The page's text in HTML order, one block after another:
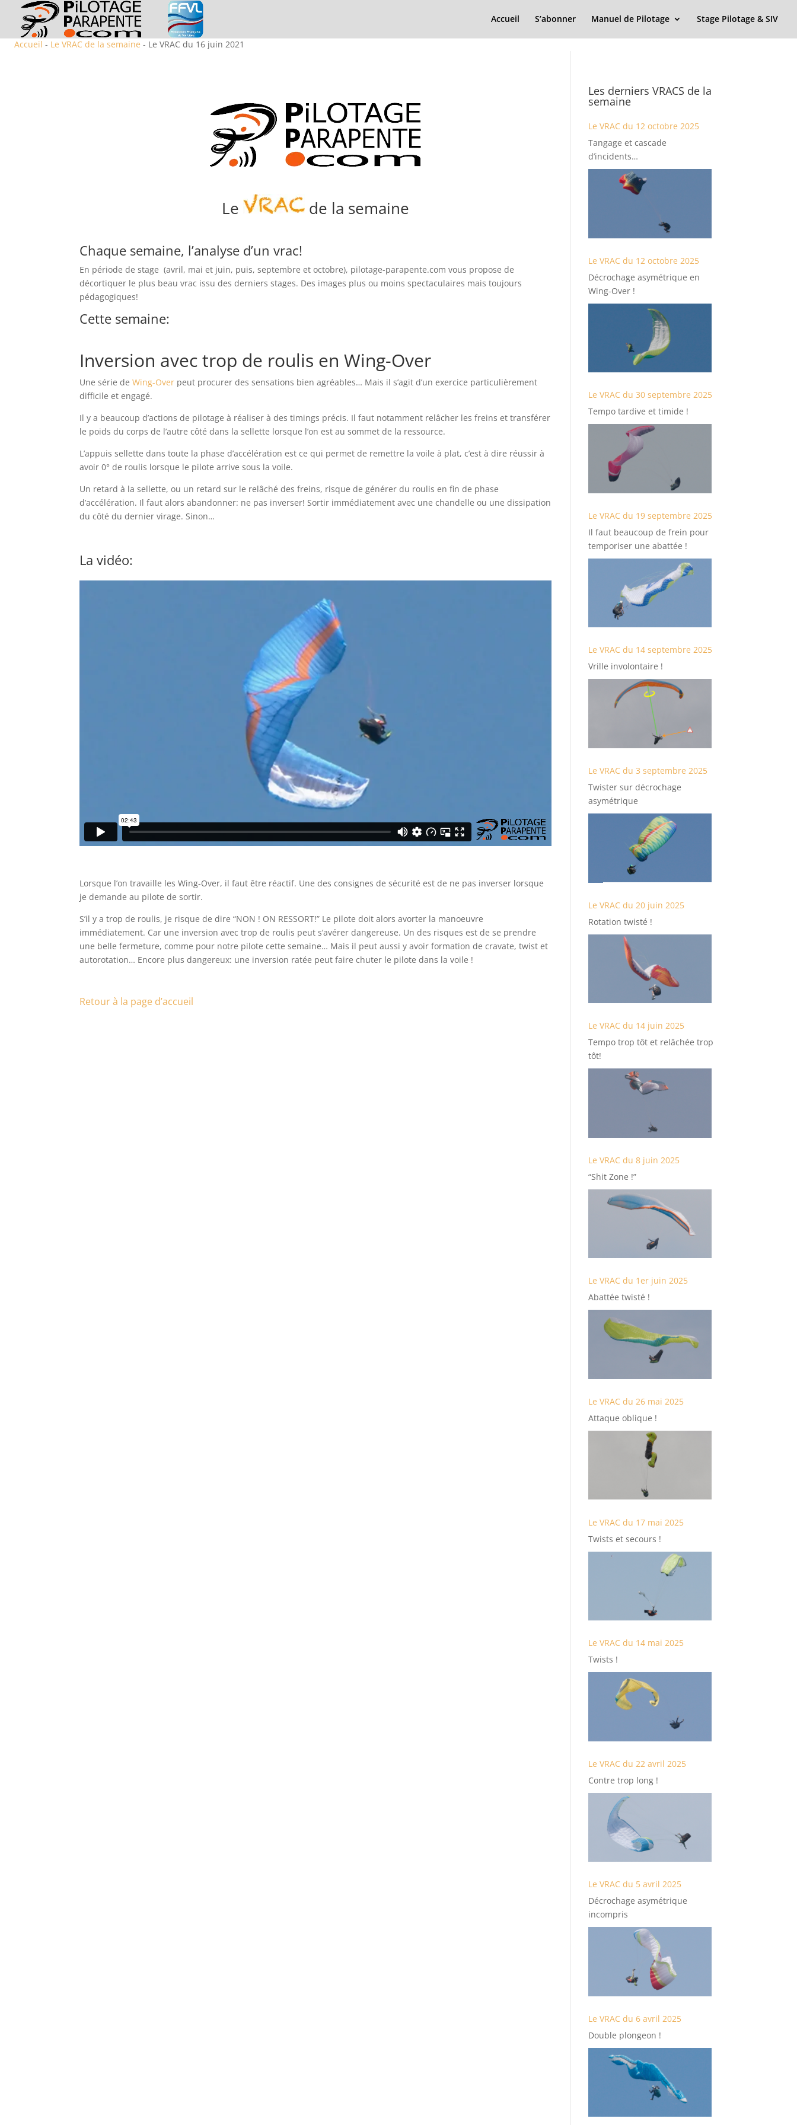
Accueil S’abonner Manuel de Pilotage Stage Pilotage & SIV
Accueil - Le VRAC de la semaine - Le VRAC du 16 juin 2021
Le de la semaine
Chaque semaine, l’analyse d’un vrac!
En période de stage (avril, mai et juin, puis, septembre et octobre), pilotage-parapente.com vous propose de
décortiquer le plus beau vrac issu des derniers stages. Des images plus ou moins spectaculaires mais toujours
pédagogiques!
Cette semaine:
Inversion avec trop de roulis en Wing-Over
Une série deWing-Over peut procurer des sensations bien agréables… Mais il s’agit d’un exercice particulièrement
difficile et engagé.
Il y a beaucoup d’actions de pilotage à réaliser à des timings précis. Il faut notamment relâcher les freins et transférer
le poids du corps de l’autre côté dans la sellette lorsque l’on est au sommet de la ressource.
L’appuis sellette dans toute la phase d’accélération est ce qui permet de remettre la voile à plat, c’est à dire réussir à
avoir 0° de roulis lorsque le pilote arrive sous la voile.
Un retard à la sellette, ou un retard sur le relâché des freins, risque de générer du roulis en fin de phase
d’accélération. Il faut alors abandonner: ne pas inverser! Sortir immédiatement avec une chandelle ou une dissipation
du côté du dernier virage. Sinon…
La vidéo:
Lorsque l’on travaille les Wing-Over, il faut être réactif. Une des consignes de sécurité est de ne pas inverser lorsque
je demande au pilote de sortir.
S’il y a trop de roulis, je risque de dire “NON ! ON RESSORT!” Le pilote doit alors avorter la manoeuvre
immédiatement. Car une inversion avec trop de roulis peut s’avérer dangereuse. Un des risques est de se prendre
une belle fermeture, comme pour notre pilote cette semaine… Mais il peut aussi y avoir formation de cravate, twist et
autorotation… Encore plus dangereux: une inversion ratée peut faire chuter le pilote dans la voile !
Retour à la page d’accueil
Les derniers VRACS de la
semaine
Le VRAC du 12 octobre 2025
Tangage et cascade
d’incidents…
Le VRAC du 12 octobre 2025
Décrochage asymétrique en
Wing-Over !
Le VRAC du 30 septembre 2025
Tempo tardive et timide !
Le VRAC du 19 septembre 2025
Il faut beaucoup de frein pour
temporiser une abattée !
Le VRAC du 14 septembre 2025
Vrille involontaire !
Le VRAC du 3 septembre 2025
Twister sur décrochage
asymétrique
Le VRAC du 20 juin 2025
Rotation twisté !
Le VRAC du 14 juin 2025
Tempo trop tôt et relâchée trop
tôt!
Le VRAC du 8 juin 2025
“Shit Zone !”
Le VRAC du 1er juin 2025
Abattée twisté !
Le VRAC du 26 mai 2025
Attaque oblique !
Le VRAC du 17 mai 2025
Twists et secours !
Le VRAC du 14 mai 2025
Twists !
Le VRAC du 22 avril 2025
Contre trop long !
Le VRAC du 5 avril 2025
Décrochage asymétrique
incompris
Le VRAC du 6 avril 2025
Double plongeon !